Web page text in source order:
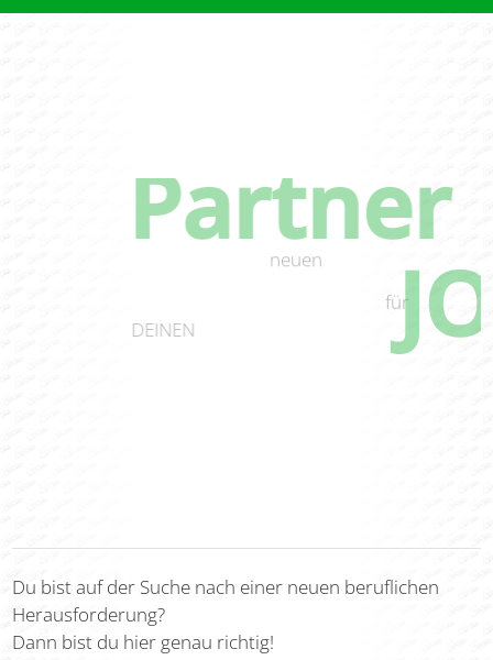
Partner
für
Du bist auf der Suche nach einer neuen beruflichen